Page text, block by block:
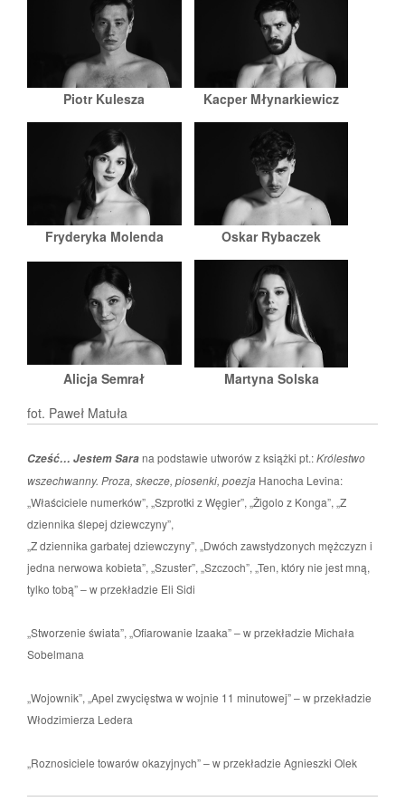
Piotr Kulesza Kacper Młynarkiewicz
Fryderyka Molenda Oskar Rybaczek
Alicja Semrał
Martyna Solska
fot. Paweł Matuła
Cześć… Jestem Sarana podstawie utworów z książki pt.:Królestwo
wszechwanny. Proza, skecze, piosenki, poezja Hanocha Levina:
„Właściciele numerków”, „Szprotki z Węgier”, „Żigolo z Konga”, „Z
dziennika ślepej dziewczyny”,
„Z dziennika garbatej dziewczyny”, „Dwóch zawstydzonych mężczyzn i
jedna nerwowa kobieta”, „Szuster”, „Szczoch”, „Ten, który nie jest mną,
tylko tobą” – w przekładzie Eli Sidi
„Stworzenie świata”, „Ofiarowanie Izaaka” – w przekładzie Michała
Sobelmana
„Wojownik”, „Apel zwycięstwa w wojnie 11 minutowej” – w przekładzie
Włodzimierza Ledera
„Roznosiciele towarów okazyjnych” – w przekładzie Agnieszki Olek